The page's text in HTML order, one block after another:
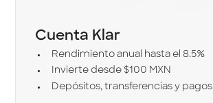
Cuenta Klar
Rendimiento anual hasta el 8.5%
Invierte desde $100 MXN
Depósitos, transferencias y pagos